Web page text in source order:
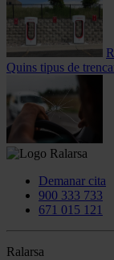
Quins tipus de
Demanar cita
900 333 733
671 015 121
Ralarsa